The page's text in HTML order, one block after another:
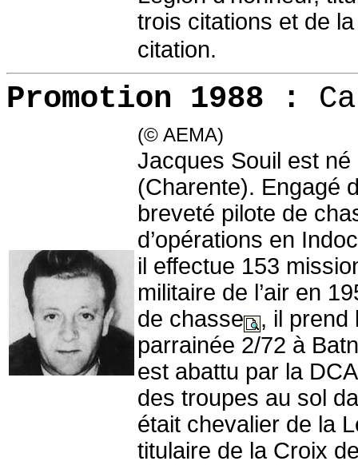
trois citations et de
citation.
Promotion 1988 :
(© AEMA)
Jacques Souil est
(Charente). Engagé
breveté pilote de
d’opérations en
il effectue 153
militaire de l’air en
de chasse
, il prend
parrainée 2/72 à
est abattu par la
des troupes au sol
était chevalier de la
titulaire de la Croix